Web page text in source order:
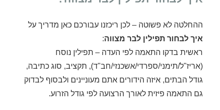
ההחלטה לא פשוטה – לכן ריכזנו עבורכם כאן מדריך על
איך לבחור תפילין לבר מצווה:
ראשית בדקו התאמה לפי העדה – תפילין נוסח
(אריז"ל/תימני/ספרדי/אשכנזי/חב"ד), תקציב, סוג כתיבה,
גודל הבתים, איזה הידורים אתם מעוניינים ולבסוף לבדוק
גם התאמה פיזית לאורך הרצועה לפי גודל הזרוע.